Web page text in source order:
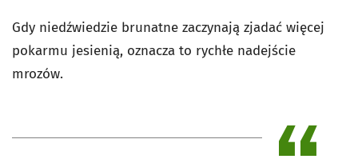
Gdy niedźwiedzie brunatne zaczynają zjadać więcej
pokarmu jesienią, oznacza to rychłe nadejście
mrozów.